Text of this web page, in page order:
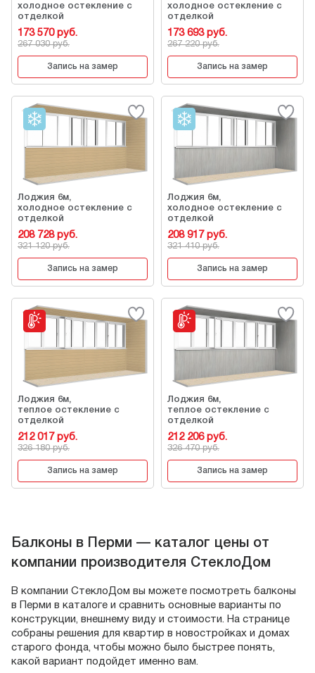
холодное остекление с
отделкой
173 570 руб.
267 030 руб.
Запись на замер
холодное остекление с
отделкой
173 693 руб.
267 220 руб.
Запись на замер
Лоджия 6м,
холодное остекление с
отделкой
208 728 руб.
321 120 руб.
Запись на замер
Лоджия 6м,
холодное остекление с
отделкой
208 917 руб.
321 410 руб.
Запись на замер
Лоджия 6м,
теплое остекление с
отделкой
212 017 руб.
326 180 руб.
Запись на замер
Лоджия 6м,
теплое остекление с
отделкой
212 206 руб.
326 470 руб.
Запись на замер
Балконы в Перми — каталог цены от
компании производителя СтеклоДом
В компании СтеклоДом вы можете посмотреть балконы
в Перми в каталоге и сравнить основные варианты по
конструкции, внешнему виду и стоимости. На странице
собраны решения для квартир в новостройках и домах
старого фонда, чтобы можно было быстрее понять,
какой вариант подойдет именно вам.